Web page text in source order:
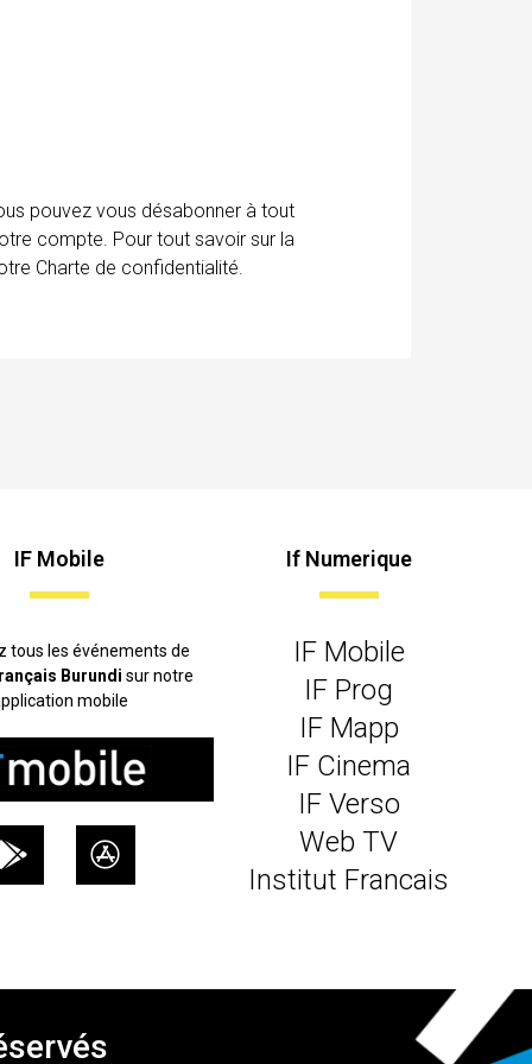
pouvez vous désabonner à tout
compte. Pour tout savoir sur la
Charte de confidentialité.
IF Mobile
tous les événements de
Burundisur notre
mobile
If Numerique
IF Mobile
IF Prog
IF Mapp
IF Cinema
IF Verso
Web TV
Institut Francais